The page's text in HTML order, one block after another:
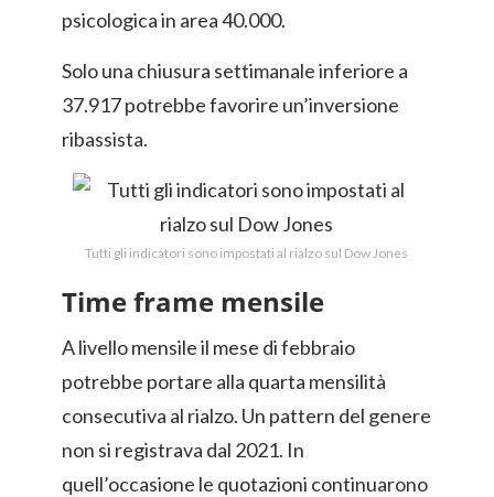
psicologica in area 40.000.
Solo una chiusura settimanale inferiore a
37.917 potrebbe favorire un’inversione
ribassista.
Tutti gli indicatori sono impostati al rialzo sul Dow Jones
Time frame mensile
A livello mensile il mese di febbraio
potrebbe portare alla quarta mensilità
consecutiva al rialzo. Un pattern del genere
non si registrava dal 2021. In
quell’occasione le quotazioni continuarono